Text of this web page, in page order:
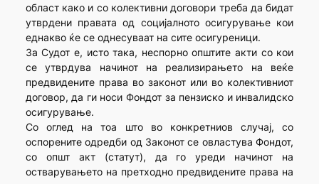
област како и со колективни договори треба да бидат
утврдени правата од социјалното осигурување кои
еднакво ќе се однесуваат на сите осигуреници.
За Судот е, исто така, неспорно општите акти со кои
се утврдува начинот на реализирањето на веќе
предвидените права во законот или во колективниот
договор, да ги носи Фондот за пензиско и инвалидско
осигурување.
Со оглед на тоа што во конкретниов случај, со
оспорените одредби од Законот се овластува Фондот,
со општ акт (статут), да го уреди начинот на
остварувањето на претходно предвидените права на